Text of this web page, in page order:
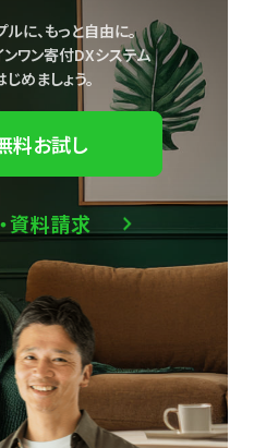
に、もっと自由に。
ワン寄付DXシステム
めましょう。
料お試し
資料請求